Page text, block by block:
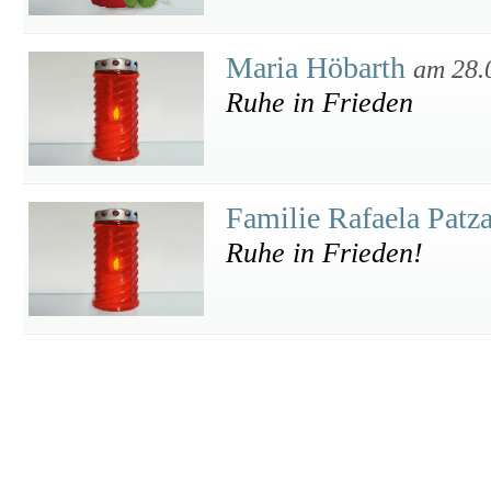
Maria Höbarth am
Ruhe in Frieden
Familie Rafaela
Ruhe in Frieden!